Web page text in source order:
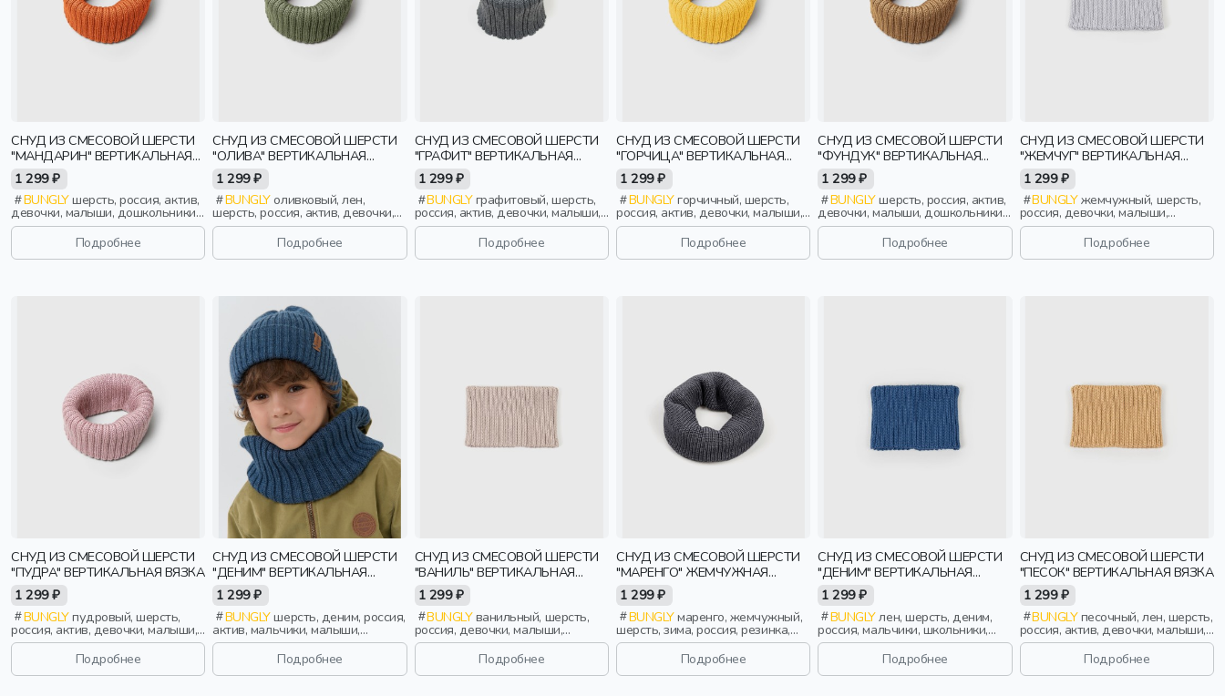
СНУД ИЗ СМЕСОВОЙ ШЕРСТИ
"МАНДАРИН" ВЕРТИКАЛЬНАЯ
ВЯЗКА
1 299 ₽
BUNGLYшерсть, россия, актив,
девочки, малыши, дошкольники,
дети
Подробнее
СНУД ИЗ СМЕСОВОЙ ШЕРСТИ
"ОЛИВА" ВЕРТИКАЛЬНАЯ
ВЯЗКА
1 299 ₽
BUNGLYоливковый, лен,
шерсть, россия, актив, девочки,
малыши, дошкольники, дети
Подробнее
СНУД ИЗ СМЕСОВОЙ ШЕРСТИ
"ГРАФИТ" ВЕРТИКАЛЬНАЯ
ВЯЗКА
1 299 ₽
BUNGLYграфитовый, шерсть,
россия, актив, девочки, малыши,
дошкольники, дети
Подробнее
СНУД ИЗ СМЕСОВОЙ ШЕРСТИ
"ГОРЧИЦА" ВЕРТИКАЛЬНАЯ
ВЯЗКА
1 299 ₽
BUNGLYгорчичный, шерсть,
россия, актив, девочки, малыши,
дошкольники, дети
Подробнее
СНУД ИЗ СМЕСОВОЙ ШЕРСТИ
"ФУНДУК" ВЕРТИКАЛЬНАЯ
ВЯЗКА
1 299 ₽
BUNGLYшерсть, россия, актив,
девочки, малыши, дошкольники,
дети
Подробнее
СНУД ИЗ СМЕСОВОЙ ШЕРСТИ
"ЖЕМЧУГ" ВЕРТИКАЛЬНАЯ
ВЯЗКА
1 299 ₽
BUNGLYжемчужный, шерсть,
россия, девочки, малыши,
дошкольники, дети
Подробнее
СНУД ИЗ СМЕСОВОЙ ШЕРСТИ
"ПУДРА" ВЕРТИКАЛЬНАЯ ВЯЗКА
1 299 ₽
BUNGLYпудровый, шерсть,
россия, актив, девочки, малыши,
дошкольники, дети
Подробнее
СНУД ИЗ СМЕСОВОЙ ШЕРСТИ
"ДЕНИМ" ВЕРТИКАЛЬНАЯ
ВЯЗКА
1 299 ₽
BUNGLYшерсть, деним, россия,
актив, мальчики, малыши,
дошкольники, дети
Подробнее
СНУД ИЗ СМЕСОВОЙ ШЕРСТИ
"ВАНИЛЬ" ВЕРТИКАЛЬНАЯ
ВЯЗКА
1 299 ₽
BUNGLYванильный, шерсть,
россия, девочки, малыши,
дошкольники, дети
Подробнее
СНУД ИЗ СМЕСОВОЙ ШЕРСТИ
"МАРЕНГО" ЖЕМЧУЖНАЯ
РЕЗИНКА
1 299 ₽
BUNGLYмаренго, жемчужный,
шерсть, зима, россия, резинка,
девочки, малыши, дошкольники,
Подробнее
СНУД ИЗ СМЕСОВОЙ ШЕРСТИ
"ДЕНИМ" ВЕРТИКАЛЬНАЯ
ВЯЗКА
1 299 ₽
BUNGLYлен, шерсть, деним,
россия, мальчики, школьники,
подростки, дети
Подробнее
СНУД ИЗ СМЕСОВОЙ ШЕРСТИ
"ПЕСОК" ВЕРТИКАЛЬНАЯ ВЯЗКА
1 299 ₽
BUNGLYпесочный, лен, шерсть,
россия, актив, девочки, малыши,
дошкольники, дети
Подробнее